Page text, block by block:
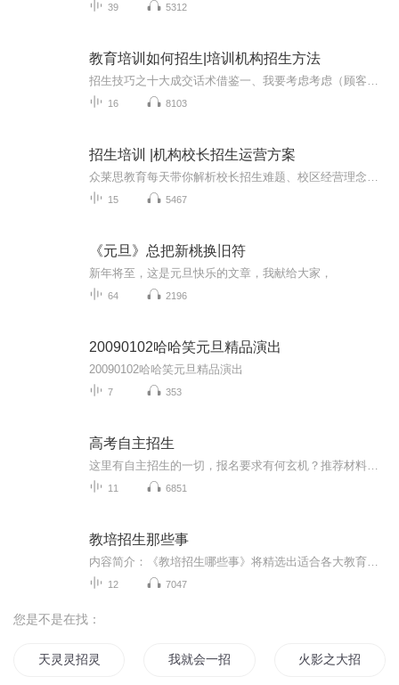
39 5312
教育培训如何招生|培训机构招生方法
16 8103
招生培训 |机构校长招生运营方案
15 5467
《元旦》总把新桃换旧符
新年将至，这是元旦快乐的文章，我献给大家，
64 2196
20090102哈哈笑元旦精品演出
20090102哈哈笑元旦精品演出
7 353
高考自主招生
11 6851
教培招生那些事
12 7047
您是不是在找：
天灵灵招灵女来灵 我就会一招 火影之大招系统